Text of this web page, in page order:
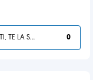
SVEGLIATI, TE LA SEI CERCATA! 0